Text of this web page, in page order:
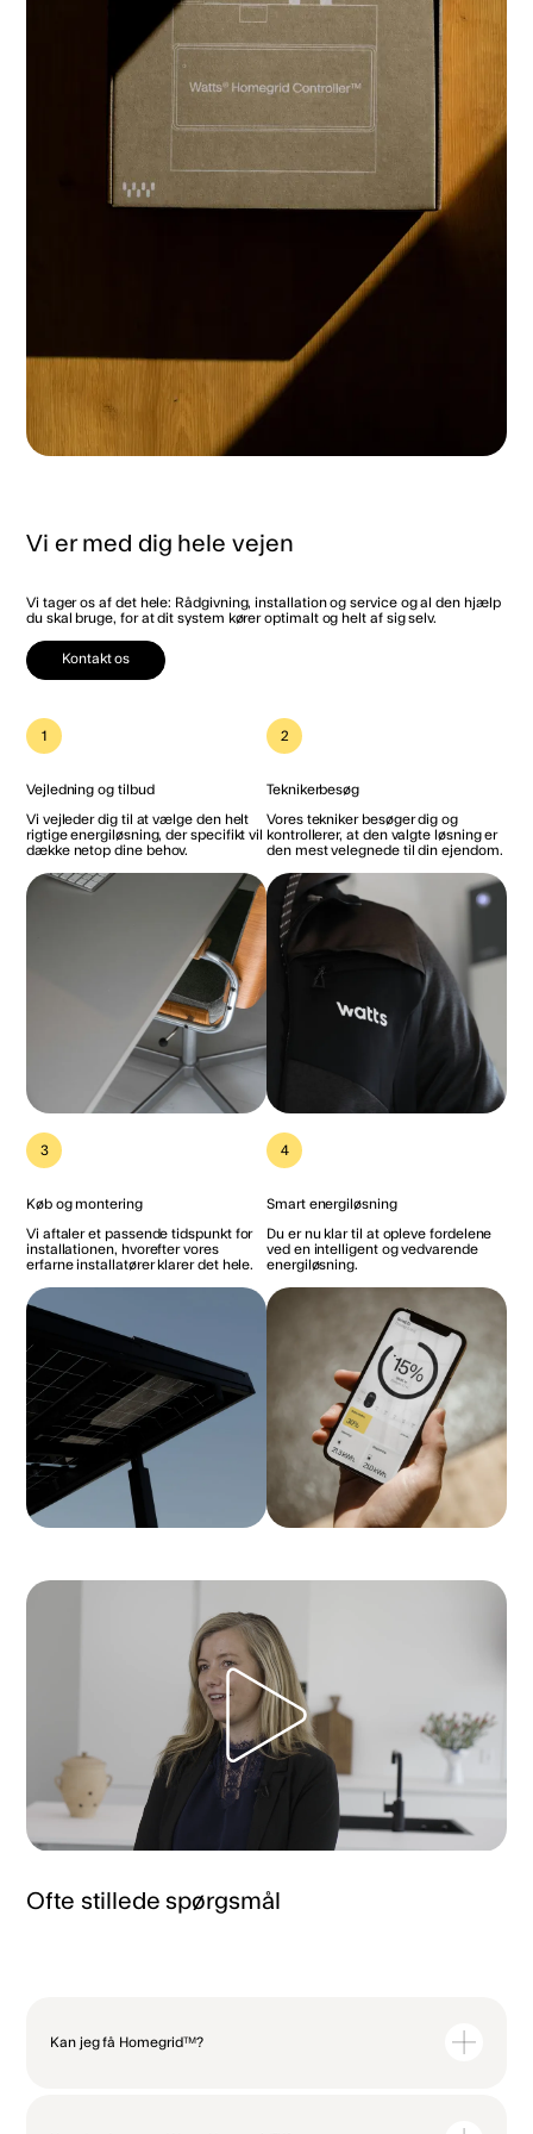
Vi er med dig hele vejen
Vi tager os af det hele: Rådgivning, installation og service og al den hjælp
du skal bruge, for at dit system kører optimalt og helt af sig selv.
Kontakt os
1
Vejledning og tilbud
Vi vejleder dig til at vælge den helt
rigtige energiløsning, der specifikt vil
dække netop dine behov.
2
Teknikerbesøg
Vores tekniker besøger dig og
kontrollerer, at den valgte løsning er
den mest velegnede til din ejendom.
3
Køb og montering
Vi aftaler et passende tidspunkt for
installationen, hvorefter vores
erfarne installatører klarer det hele.
4
Smart energiløsning
Du er nu klar til at opleve fordelene
ved en intelligent og vedvarende
energiløsning.
Ofte stillede spørgsmål
Kan jeg få Homegrid™?
Homegrid-systemet. I første omgang tilbyder vi kun integration med